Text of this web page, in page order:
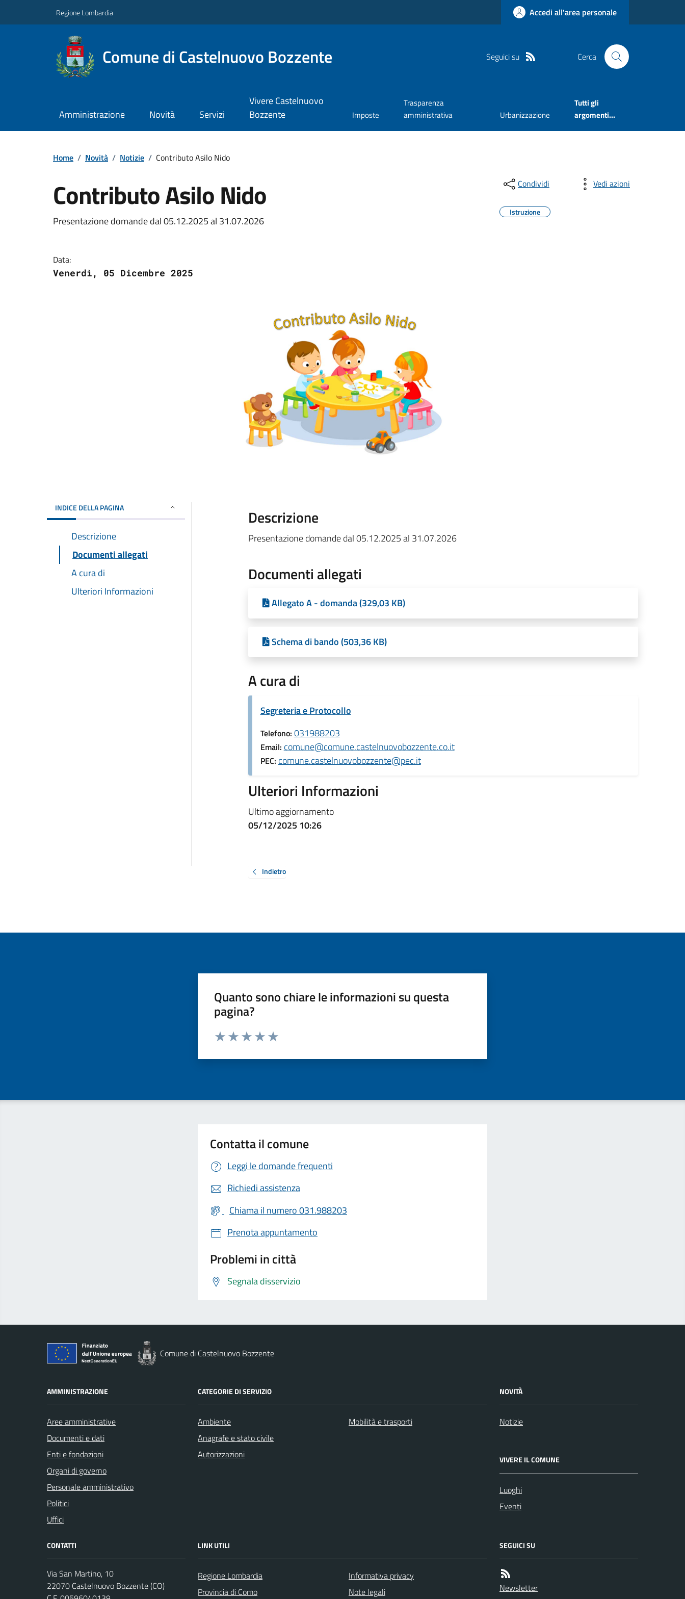
Regione Lombardia Accedi all'area personale
Comune di Castelnuovo Bozzente Seguici su Cerca
Amministrazione Novità Servizi
Vivere Castelnuovo
Bozzente
Imposte
Trasparenza
amministrativa
Urbanizzazione
Tutti gli
argomenti...
Home / Novità / Notizie / Contributo Asilo Nido
Contributo Asilo Nido
Presentazione domande dal 05.12.2025 al 31.07.2026
Data:
Venerdì, 05 Dicembre 2025
Condividi Vedi azioni
Istruzione
INDICE DELLA PAGINA
Descrizione
Documenti allegati
A cura di
Ulteriori Informazioni
Descrizione
Presentazione domande dal 05.12.2025 al 31.07.2026
Documenti allegati
Allegato A - domanda (329,03 KB)
Schema di bando (503,36 KB)
A cura di
Segreteria e Protocollo
Telefono: 031988203
Email: comune@comune.castelnuovobozzente.co.it
PEC: comune.castelnuovobozzente@pec.it
Ulteriori Informazioni
Ultimo aggiornamento
05/12/2025 10:26
Indietro
Quanto sono chiare le informazioni su questa
pagina?
Valuta da 1 a 5 stelle la pagina
Contatta il comune
Leggi le domande frequenti
Richiedi assistenza
Chiama il numero 031.988203
Prenota appuntamento
Problemi in città
Segnala disservizio
Comune di Castelnuovo Bozzente
AMMINISTRAZIONE
Aree amministrative
Documenti e dati
Enti e fondazioni
Organi di governo
Personale amministrativo
Politici
Uffici
CATEGORIE DI SERVIZIO
Ambiente
Anagrafe e stato civile
Autorizzazioni
Mobilità e trasporti
NOVITÀ
Notizie
VIVERE IL COMUNE
Luoghi
Eventi
CONTATTI
Via San Martino, 10
22070 Castelnuovo Bozzente (CO)
LINK UTILI
Regione Lombardia
Provincia di Como
Informativa privacy
Note legali
SEGUICI SU
Newsletter